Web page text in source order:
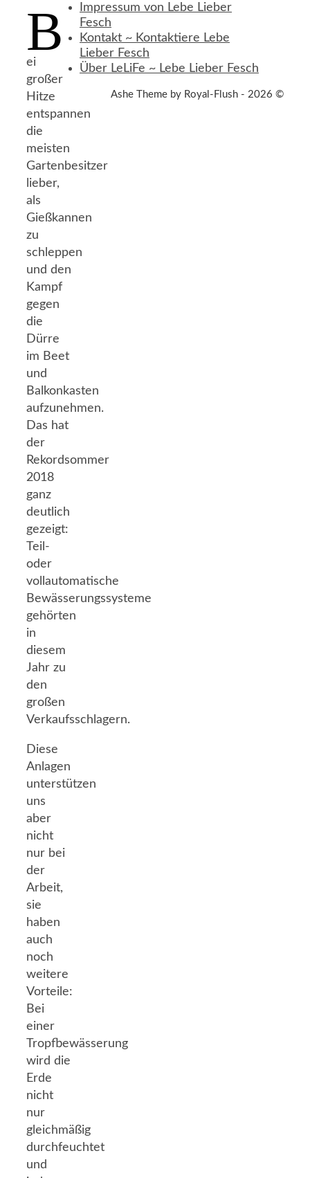
B
ei
großer
Hitze
entspannen
die
meisten
Gartenbesitzer
lieber,
als
Gießkannen
zu
schleppen
und den
Kampf
gegen
die
Dürre
im Beet
und
Balkonkasten
aufzunehmen.
Das hat
der
Rekordsommer
2018
ganz
deutlich
gezeigt:
Teil-
oder
vollautomatische
Bewässerungssysteme
gehörten
in
diesem
Jahr zu
den
großen
Verkaufsschlagern.
Diese
Anlagen
unterstützen
uns
aber
nicht
nur bei
der
Arbeit,
sie
haben
auch
noch
weitere
Vorteile:
Bei
einer
Tropfbewässerung
wird die
Erde
nicht
nur
gleichmäßig
durchfeuchtet
und
Impressum von Lebe Lieber
Fesch
Kontakt ~ Kontaktiere Lebe
Lieber Fesch
Über LeLiFe ~ Lebe Lieber Fesch
Ashe Theme by Royal-Flush - 2026 ©